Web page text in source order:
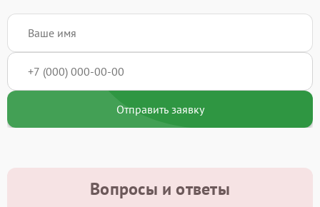
Отправить заявку
Вопросы и ответы